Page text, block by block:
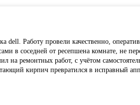
dell. Работу провели качественно,
в соседней от ресепшена комнате, не
ремонтных работ, с учётом
кирпич превратился в исправный